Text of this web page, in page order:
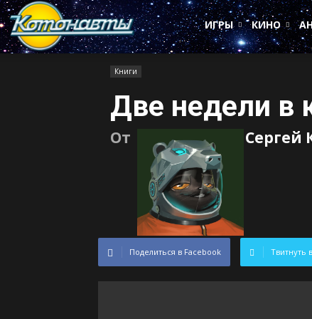
Котонавты
ИГРЫ
КИНО
Книги
Две недели в
От Сергей
Поделиться в Facebook Твитнуть